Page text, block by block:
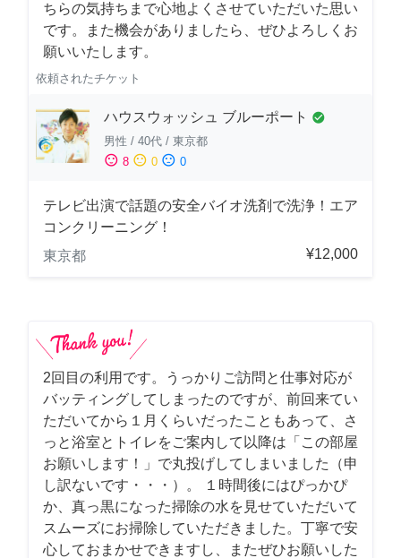
ちらの気持ちまで心地よくさせていただいた思い
です。また機会がありましたら、ぜひよろしくお
願いいたします。
依頼されたチケット
ハウスウォッシュ ブルーポート check_circle
男性 / 40代 / 東京都
sentiment_satisfied 8 sentiment_neutral 0 sentiment_dissatisfied 0
テレビ出演で話題の安全バイオ洗剤で洗浄！エア
コンクリーニング！
東京都
¥12,000
2回目の利用です。うっかりご訪問と仕事対応が
バッティングしてしまったのですが、前回来てい
ただいてから１月くらいだったこともあって、さ
っと浴室とトイレをご案内して以降は「この部屋
お願いします！」で丸投げしてしまいました（申
し訳ないです・・・）。 １時間後にはぴっかぴ
か、真っ黒になった掃除の水を見せていただいて
スムーズにお掃除していただきました。丁寧で安
心しておまかせできますし、またぜひお願いした